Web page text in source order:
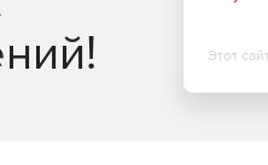
Этот